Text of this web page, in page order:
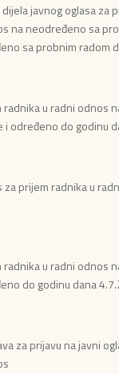
javnog oglasa za
na neodređeno sa
sa probnim radom
radnika u radni odnos
određeno do godinu
za prijem radnika u
radnika u radni odnos
do godinu dana
za prijavu na javni